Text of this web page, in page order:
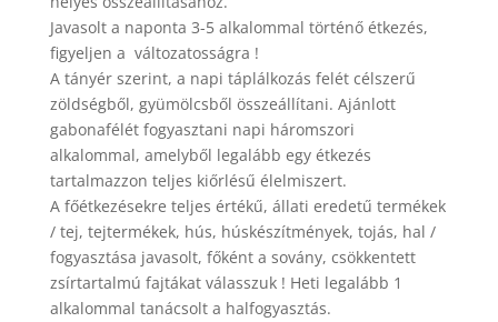
Javasolt a naponta 3-5 alkalommal történő étkezés,
figyeljen a változatosságra !
A tányér szerint, a napi táplálkozás felét célszerű
zöldségből, gyümölcsből összeállítani. Ajánlott
gabonafélét fogyasztani napi háromszori
alkalommal, amelyből legalább egy étkezés
tartalmazzon teljes kiőrlésű élelmiszert.
A főétkezésekre teljes értékű, állati eredetű termékek
/ tej, tejtermékek, hús, húskészítmények, tojás, hal /
fogyasztása javasolt, főként a sovány, csökkentett
zsírtartalmú fajtákat válasszuk ! Heti legalább 1
alkalommal tanácsolt a halfogyasztás.